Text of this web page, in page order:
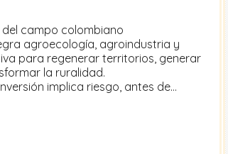
campo colombiano
agroecología, agroindustria y
para regenerar territorios, generar
la ruralidad.
implica riesgo, antes de…